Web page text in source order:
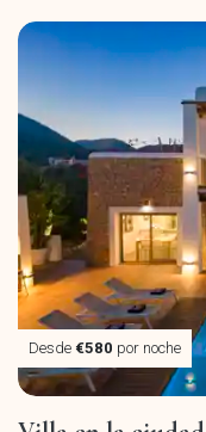
Desde €580 por noche